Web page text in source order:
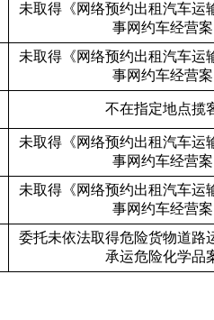
未取得《网络预约出租汽车运
事网约车经营案
未取得《网络预约出租汽车运
事网约车经营案
不在指定地点揽
未取得《网络预约出租汽车运
事网约车经营案
未取得《网络预约出租汽车运
事网约车经营案
委托未依法取得危险货物道路
承运危险化学品